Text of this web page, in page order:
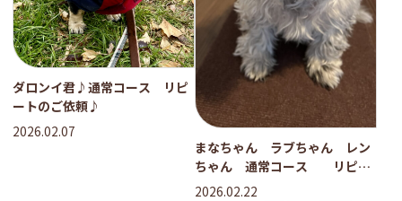
ダロンイ君♪通常コース リピ
ートのご依頼♪
2026.02.07
まなちゃん ラブちゃん レン
ちゃん 通常コース リピー
トのご依頼♪
2026.02.22